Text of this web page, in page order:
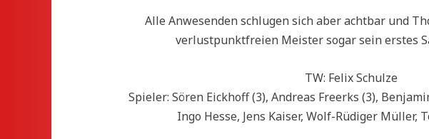
Alle Anwesenden schlugen sich aber achtbar und
verlustpunktfreien Meister sogar sein erstes
TW: Felix Schulze
Spieler: Sören Eickhoff (3), Andreas Freerks (3),
Ingo Hesse, Jens Kaiser, Wolf-Rüdiger Müller,